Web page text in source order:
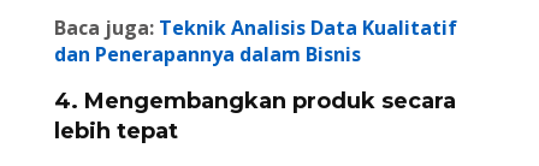
Baca juga: Teknik Analisis Data Kualitatif
dan Penerapannya dalam Bisnis
4. Mengembangkan produk secara
lebih tepat